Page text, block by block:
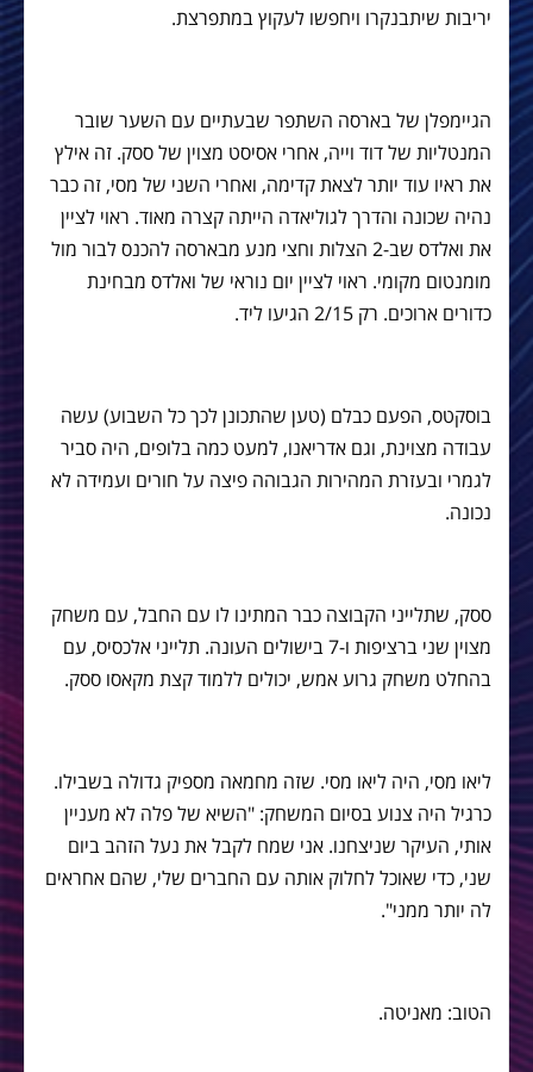
יריבות שיתבנקרו ויחפשו לעקוץ במתפרצת.
הגיימפלן של בארסה השתפר שבעתיים עם השער שובר
המנטליות של דוד וייה, אחרי אסיסט מצוין של ססק. זה אילץ
את ראיו עוד יותר לצאת קדימה, ואחרי השני של מסי, זה כבר
נהיה שכונה והדרך לגוליאדה הייתה קצרה מאוד. ראוי לציין
את ואלדס שב-2 הצלות וחצי מנע מבארסה להכנס לבור מול
מומנטום מקומי. ראוי לציין יום נוראי של ואלדס מבחינת
כדורים ארוכים. רק 2/15 הגיעו ליד.
בוסקטס, הפעם כבלם (טען שהתכונן לכך כל השבוע) עשה
עבודה מצוינת, וגם אדריאנו, למעט כמה בלופים, היה סביר
לגמרי ובעזרת המהירות הגבוהה פיצה על חורים ועמידה לא
נכונה.
ססק, שתלייני הקבוצה כבר המתינו לו עם החבל, עם משחק
מצוין שני ברציפות ו-7 בישולים העונה. תלייני אלכסיס, עם
בהחלט משחק גרוע אמש, יכולים ללמוד קצת מקאסו ססק.
ליאו מסי, היה ליאו מסי. שזה מחמאה מספיק גדולה בשבילו.
כרגיל היה צנוע בסיום המשחק: "השיא של פלה לא מעניין
אותי, העיקר שניצחנו. אני שמח לקבל את נעל הזהב ביום
שני, כדי שאוכל לחלוק אותה עם החברים שלי, שהם אחראים
לה יותר ממני".
הטוב: מאניטה.